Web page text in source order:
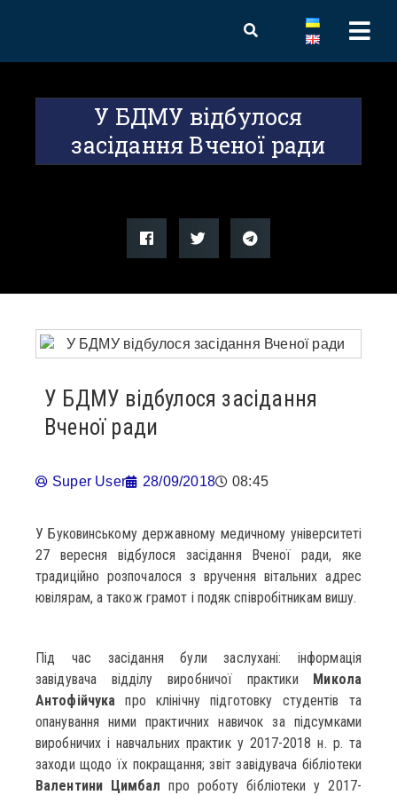
У БДМУ відбулося
засідання Вченої ради
У БДМУ відбулося засідання
Вченої ради
Super User 28/09/2018 08:45
У Буковинському державному медичному університеті
27 вересня відбулося засідання Вченої ради, яке
традиційно розпочалося з вручення вітальних адрес
ювілярам, а також грамот і подяк співробітникам вишу.
Під час засідання були заслухані: інформація
завідувача відділу виробничої практики Микола
Антофійчука про клінічну підготовку студентів та
опанування ними практичних навичок за підсумками
виробничих і навчальних практик у 2017-2018 н. р. та
заходи щодо їх покращання; звіт завідувача бібліотеки
Валентини Цимбал про роботу бібліотеки у 2017-